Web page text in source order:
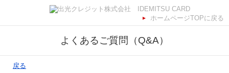
ホームページTOPに戻る
よくあるご質問（Q&A）
戻る